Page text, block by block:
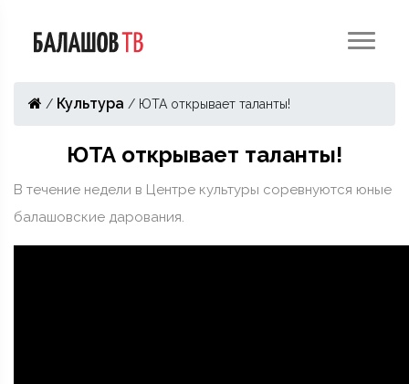
/ Культура / ЮТА открывает таланты!
ЮТА открывает таланты!
В течение недели в Центре культуры соревнуются юные
балашовские дарования.